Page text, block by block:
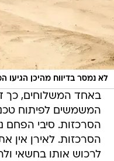
לא נמסר בדיווח מהיכן הגיעו
באחד המשלוחים, כך
המשמשים לפיתוח
הסרכזות. סיבי הפחם
הסרכזות. לאירן אין
לרכוש אותו בחשאי